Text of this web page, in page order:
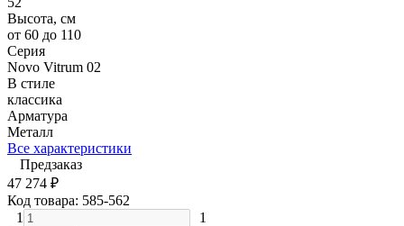
Высота, см
от 60 до 110
Серия
Novo Vitrum 02
В стиле
классика
Арматура
Металл
Все характеристики
Предзаказ
47 274 ₽
Код товара: 585-562
1
1